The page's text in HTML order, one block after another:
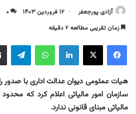
آزادی پورجعفر ۱۲ فروردین ۱۴۰۳ ۰
زمان تقریبی مطالعه ۲ دقیقه
فیسبوک ایکس لینکداین واتس آپ تلگرام
هیات عمئومی دیوان عدالت اداری با
سازمان امور مالیاتی اعلام کرد که
مالیاتی مبنای قانونی ندارد.